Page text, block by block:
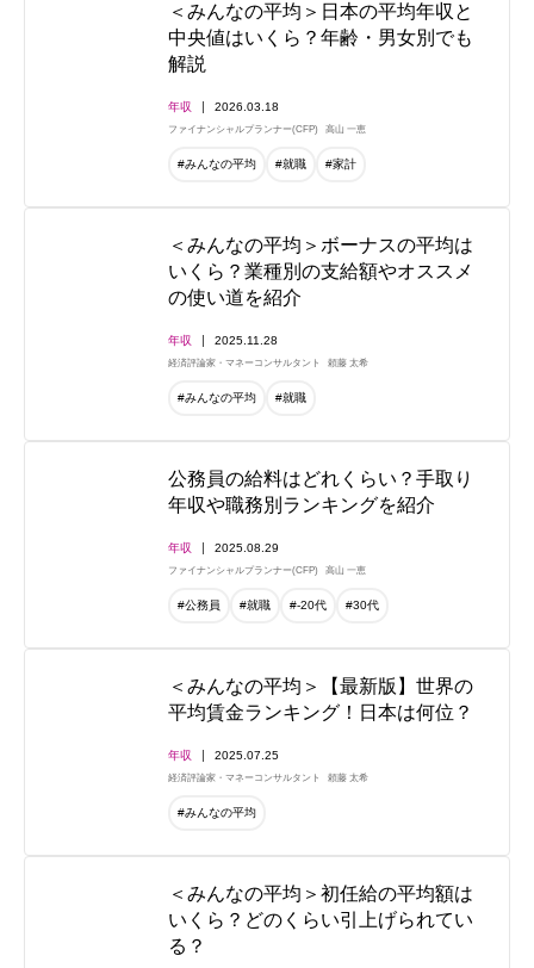
＜みんなの平均＞日本の平均年収と
中央値はいくら？年齢・男女別でも
解説
年収 2026.03.18
ファイナンシャルプランナー(CFP) 高山 一恵
#みんなの平均 #就職 #家計
＜みんなの平均＞ボーナスの平均は
いくら？業種別の支給額やオススメ
の使い道を紹介
年収 2025.11.28
経済評論家・マネーコンサルタント 頼藤 太希
#みんなの平均 #就職
公務員の給料はどれくらい？手取り
年収や職務別ランキングを紹介
年収 2025.08.29
ファイナンシャルプランナー(CFP) 高山 一恵
#公務員 #就職 #-20代 #30代
＜みんなの平均＞【最新版】世界の
平均賃金ランキング！日本は何位？
年収 2025.07.25
経済評論家・マネーコンサルタント 頼藤 太希
#みんなの平均
＜みんなの平均＞初任給の平均額は
いくら？どのくらい引上げられてい
る？